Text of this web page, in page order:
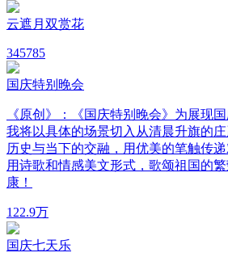
云遮月双赏花
345785
国庆特别晚会
《原创》：《国庆特别晚会》为展现
我将以具体的场景切入从清晨升旗的
历史与当下的交融，用优美的笔触传
用诗歌和情感美文形式，歌颂祖国的
康！
122.9万
国庆七天乐